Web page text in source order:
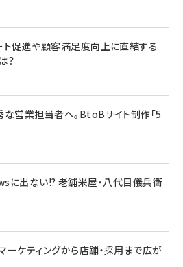
ト促進や顧客満足度向上に直結する
？
営業担当者へ。BtoBサイト制作「5
に出ない!? 老舗米屋・八代目儀兵衛
ーケティングから店舗・採用まで広が